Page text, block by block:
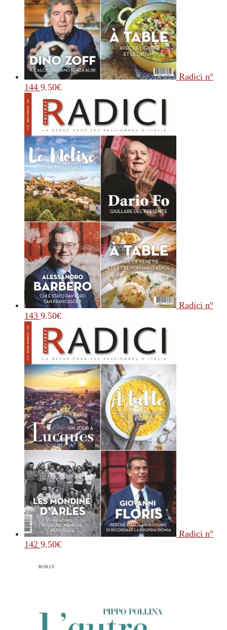
Radici n°
144 9.50€
Radici n°
143 9.50€
Radici n°
142 9.50€